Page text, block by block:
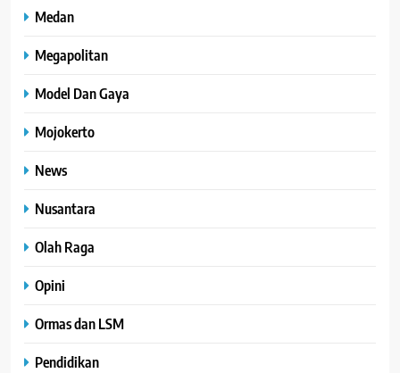
Medan
Megapolitan
Model Dan Gaya
Mojokerto
News
Nusantara
Olah Raga
Opini
Ormas dan LSM
Pendidikan